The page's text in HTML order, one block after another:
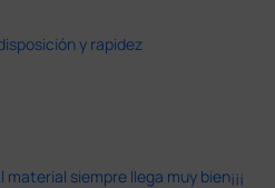
y rapidez
siempre llega muy bien¡¡¡